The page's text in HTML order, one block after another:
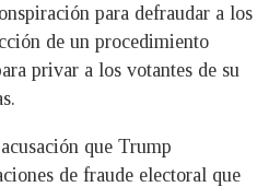
para defraudar a los
de un procedimiento
privar a los votantes de su
que Trump
de fraude electoral que